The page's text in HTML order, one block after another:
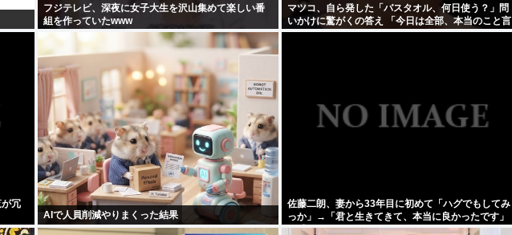
フジテレビ、深夜に女子大生を沢山集めて楽しい番
組を作っていたwww
マツコ、自ら発した「バスタオル、何日使う？」問
いかけに驚がくの答え 「今日は全部、本当のこと言
うわ」
が冗
AIで人員削減やりまくった結果
佐藤二朗、妻から33年目に初めて「ハグでもしてみ
っか」→「君と生きてきて、本当に良かったです」
と感激